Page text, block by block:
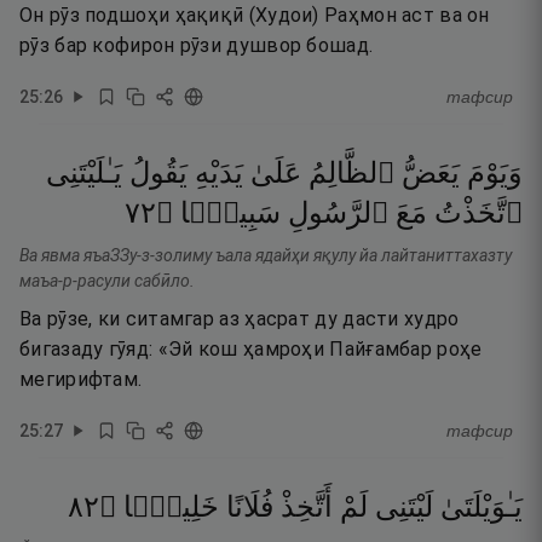
Он рӯз подшоҳи ҳақиқӣ (Худои) Раҳмон аст ва он
рӯз бар кофирон рӯзи душвор бошад.
25:26 тафсир
وَيَوْمَ يَعَضُّ ٱلظَّالِمُ عَلَىٰ يَدَيْهِ يَقُولُ يَـٰلَيْتَنِى
ٱتَّخَذْتُ مَعَ ٱلرَّسُولِ سَبِيلًۭا ۝٢٧
Ва явма яъаЗЗу-з-золиму ъала ядайҳи яқулу йа лайтаниттахазту
маъа-р-расули сабӣло.
Ва рӯзе, ки ситамгар аз ҳасрат ду дасти худро
бигазаду гӯяд: «Эй кош ҳамроҳи Пайғамбар роҳе
мегирифтам.
25:27 тафсир
يَـٰوَيْلَتَىٰ لَيْتَنِى لَمْ أَتَّخِذْ فُلَانًا خَلِيلًۭا ۝٢٨